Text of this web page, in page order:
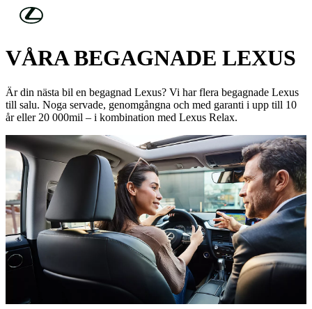
Hoppa till huvudinnehåll
UPPTÄCK UTBUDET NEDAN
VÅRA BEGAGNADE LEXUS
Är din nästa bil en begagnad Lexus? Vi har flera begagnade Lexus
till salu. Noga servade, genomgångna och med garanti i upp till 10
år eller 20 000mil – i kombination med Lexus Relax.